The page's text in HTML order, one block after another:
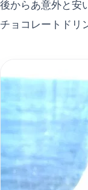
後からあ意外と安
チョコレートドリ